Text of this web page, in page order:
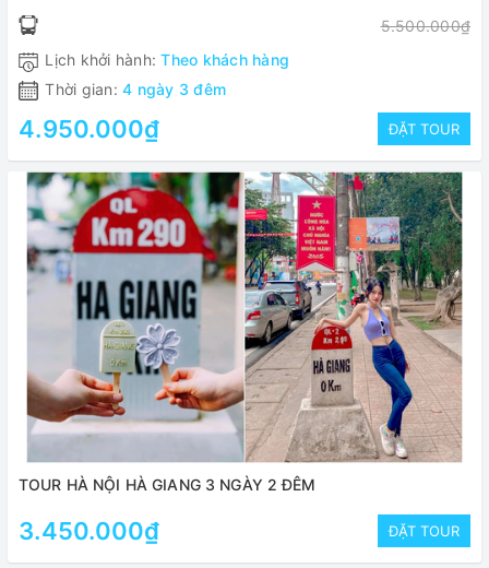
5.500.000₫
Lịch khởi hành:Theo khách hàng
Thời gian: 4 ngày 3 đêm
4.950.000₫ ĐẶT TOUR
TOUR HÀ NỘI HÀ GIANG 3 NGÀY 2 ĐÊM
3.450.000₫ ĐẶT TOUR